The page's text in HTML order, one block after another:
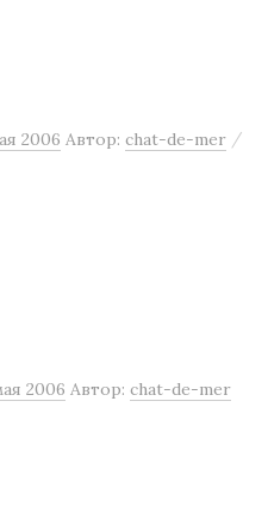
2006 Автор: chat-de-mer /
2006 Автор: chat-de-mer